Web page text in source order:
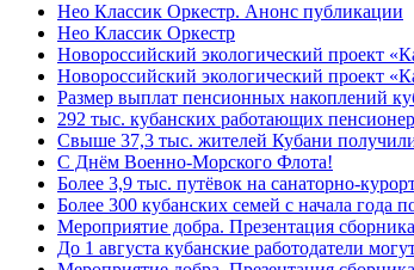
Нео Классик Оркестр. Анонс публикации
Нео Классик Оркестр
Новороссийский экологический проект
Новороссийский экологический проект
Размер выплат пенсионных накоплений
292 тыс. кубанских работающих
Свыше 37,3 тыс. жителей Кубани
C Днём Военно-Морского Флота!
Более 3,9 тыс. путёвок на санаторно-
Более 300 кубанских семей с начала года
Мероприятие добра. Презентация
До 1 августа кубанские работодатели